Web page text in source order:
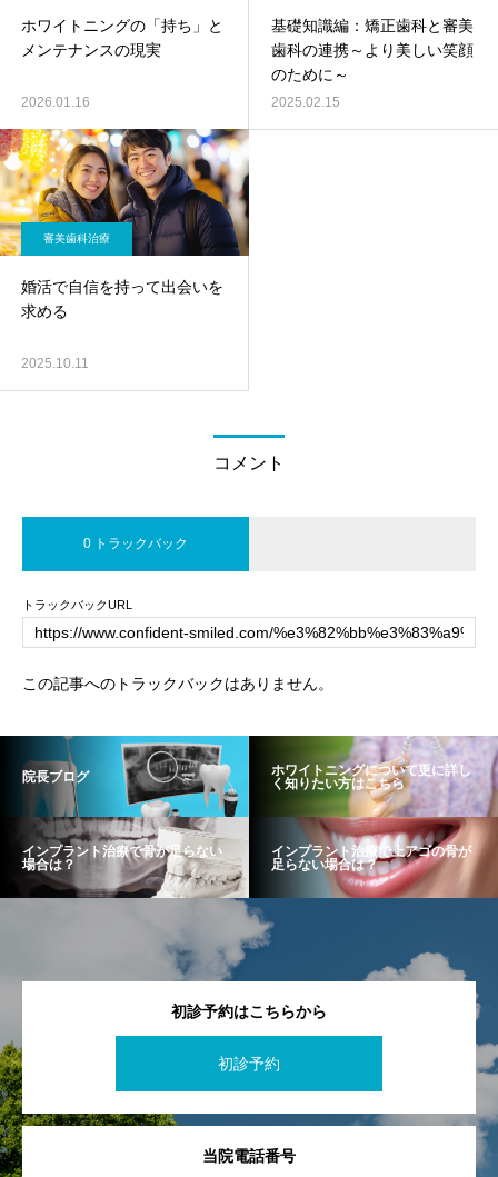
ホワイトニングの「持ち」と
メンテナンスの現実
2026.01.16
基礎知識編：矯正歯科と審美
歯科の連携～より美しい笑顔
のために～
2025.02.15
審美歯科治療
婚活で自信を持って出会いを
求める
2025.10.11
コメント
0 トラックバック
トラックバックURL
この記事へのトラックバックはありません。
院長ブログ
ホワイトニングについて更に詳し
く知りたい方はこちら
インプラント治療で骨が足らない
場合は？
インプラント治療で上アゴの骨が
足らない場合は？
初診予約はこちらから
初診予約
当院電話番号